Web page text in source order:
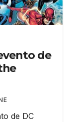
de
de DC